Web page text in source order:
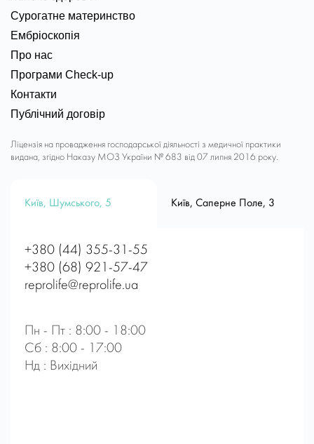
Сурогатне материнство
Ембріоскопія
Про нас
Програми Check-up
Контакти
Публічний договір
Ліцензія на провадження господарської діяльності з медичної практики
видана, згідно Наказу МОЗ України № 683 від 07 липня 2016 року.
Київ, Шумського, 5 Київ, Саперне Поле, 3
+380 (44) 355-31-55
+380 (68) 921-57-47
reprolife@reprolife.ua
Пн - Пт : 8:00 - 18:00
Сб : 8:00 - 17:00
Нд : Вихідний